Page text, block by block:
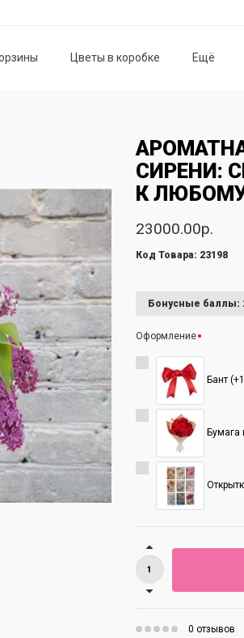
Цветы в коробке Ещё
СИРЕНИ:
К
23000.00р.
Код Товара: 23198
Бонусные баллы:
Оформление
Бант
Бумага
0 отзывов